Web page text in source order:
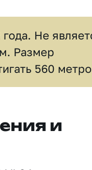
Не
Размер
560
и